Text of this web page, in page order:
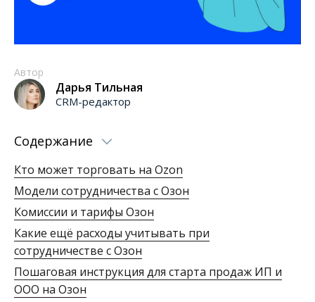
Автор
Дарья Тильная
CRM-редактор
Содержание
Кто может торговать на Ozon
Модели сотрудничества с Озон
Комиссии и тарифы Озон
Какие ещё расходы учитывать при
сотрудничестве с Озон
Пошаговая инструкция для старта продаж ИП и
ООО на Озон